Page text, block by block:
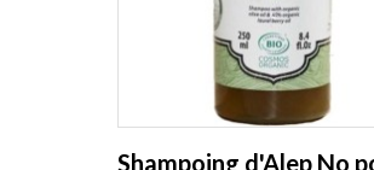
Shampoing d'Alep No